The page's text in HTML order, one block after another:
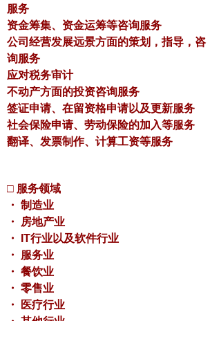
服务
资金筹集、资金运筹等咨询服务
公司经营发展远景方面的策划，指导，咨
询服务
应对税务审计
不动产方面的投资咨询服务
签证申请、在留资格申请以及更新服务
社会保险申请、劳动保险的加入等服务
翻译、发票制作、计算工资等服务
□ 服务领域
・ 制造业
・ 房地产业
・ IT行业以及软件行业
・ 服务业
・ 餐饮业
・ 零售业
・ 医疗行业
・ 其他行业